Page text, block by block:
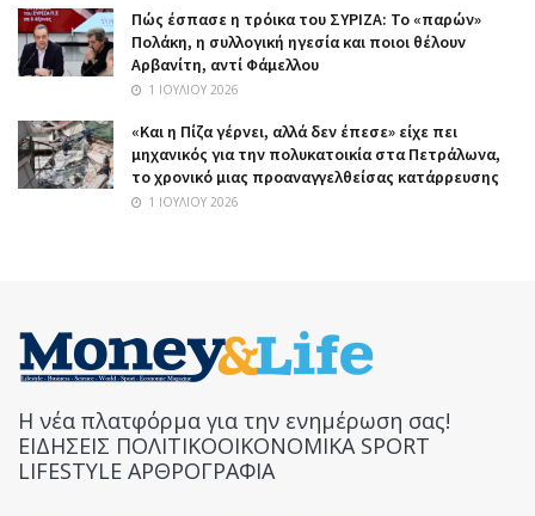
Πώς έσπασε η τρόικα του ΣΥΡΙΖΑ: Το «παρών»
Πολάκη, η συλλογική ηγεσία και ποιοι θέλουν
Αρβανίτη, αντί Φάμελλου
1 ΙΟΥΛΊΟΥ 2026
«Και η Πίζα γέρνει, αλλά δεν έπεσε» είχε πει
μηχανικός για την πολυκατοικία στα Πετράλωνα,
το χρονικό μιας προαναγγελθείσας κατάρρευσης
1 ΙΟΥΛΊΟΥ 2026
Η νέα πλατφόρμα για την ενημέρωση σας!
ΕΙΔΗΣΕΙΣ ΠΟΛΙΤΙΚΟΟΙΚΟΝΟΜΙΚΑ SPORT
LIFESTYLE ΑΡΘΡΟΓΡΑΦΙΑ